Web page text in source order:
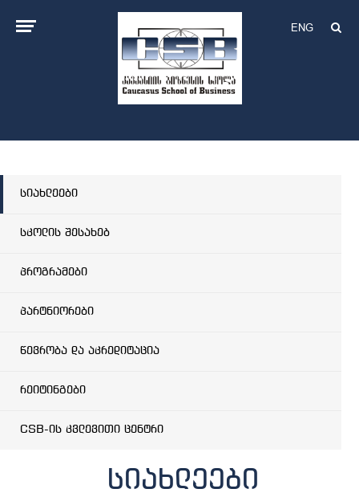
ENG
სიახლეები
სკოლის შესახებ
პროგრამები
პარტნიორები
წევრობა და აკრედიტაცია
რეიტინგები
CSB-ის კვლევითი ცენტრი
სიახლეები